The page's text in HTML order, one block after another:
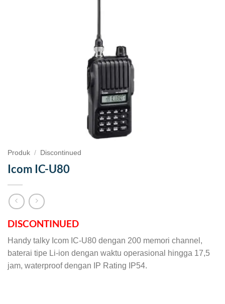
Produk / Discontinued
Icom IC-U80
DISCONTINUED
Handy talky Icom IC-U80 dengan 200 memori channel,
baterai tipe Li-ion dengan waktu operasional hingga 17,5
jam, waterproof dengan IP Rating IP54.